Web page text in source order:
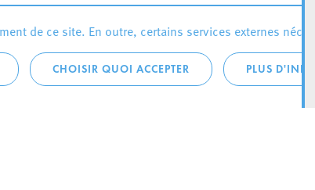
de ce site. En outre, certains services externes
CHOISIR QUOI ACCEPTER PLUS